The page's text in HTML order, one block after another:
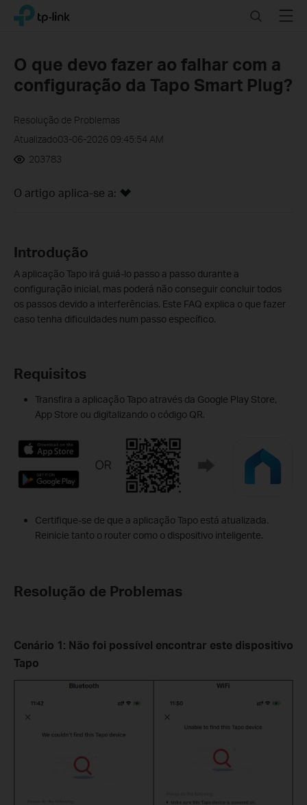
Click
navigation
TP-Link, Reliably Smart SearchMenu
O que devo fazer ao falhar com a
configuração da Tapo Smart Plug?
Resolução de Problemas
Atualizado03-06-2026 09:45:54 AM
203783
O artigo aplica-se a:
Introdução
A aplicação Tapo irá guiá-lo passo a passo durante a
configuração inicial, mas poderá não conseguir concluir todos
os passos devido a interferências. Este FAQ explica o que fazer
caso tenha dificuldades num passo específico.
Requisitos
Transfira a aplicação Tapo através da Google Play Store,
App Store ou digitalizando o código QR.
Certifique-se de que a aplicação Tapo está atualizada.
Reinicie tanto o router como o dispositivo inteligente.
Resolução de Problemas
Cenário 1: Não foi possível encontrar este dispositivo
Tapo